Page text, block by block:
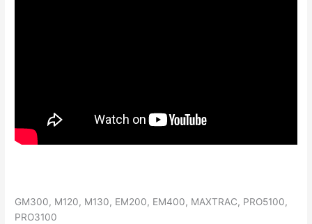
GM300, M120, M130, EM200, EM400, MAXTRAC, PRO5100,
PRO3100